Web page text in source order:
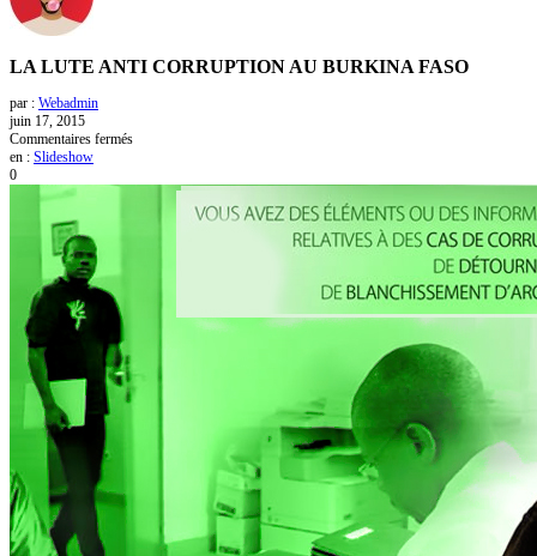
LA LUTE ANTI CORRUPTION AU BURKINA FASO
par : Webadmin
juin 17, 2015
Commentaires fermés
CORRUPTION
en : Slideshow
0